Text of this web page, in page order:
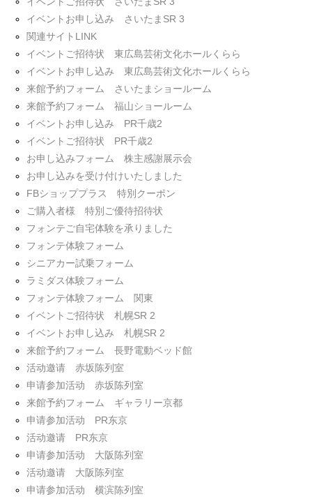
イベントお申し込み さいたまSR 3
関連サイトLINK
イベントご招待状 東広島芸術文化ホールくらら
イベントお申し込み 東広島芸術文化ホールくらら
来館予約フォーム さいたまショールーム
来館予約フォーム 福山ショールーム
イベントお申し込み PR千歳2
イベントご招待状 PR千歳2
お申し込みフォーム 株主感謝展示会
お申し込みを受け付けいたしました
FBショッププラス 特別クーポン
ご購入者様 特別ご優待招待状
フォンテご自宅体験を承りました
フォンテ体験フォーム
シニアカー試乗フォーム
ラミダス体験フォーム
フォンテ体験フォーム 関東
イベントご招待状 札幌SR 2
イベントお申し込み 札幌SR 2
来館予約フォーム 長野電動ベッド館
活动邀请 赤坂陈列室
申请参加活动 赤坂陈列室
来館予約フォーム ギャラリー京都
申请参加活动 PR东京
活动邀请 PR东京
申请参加活动 大阪陈列室
活动邀请 大阪陈列室
申请参加活动 横滨陈列室